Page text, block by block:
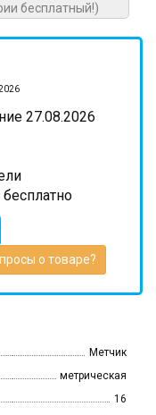
бесплатный!)
27.08.2026
о товаре?
Метчик
метрическая
16